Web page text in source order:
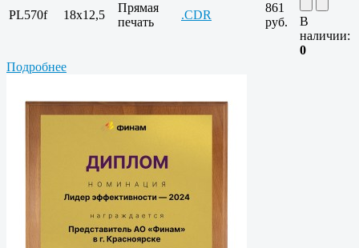
PL570f 18x12,5
Прямая
печать
.CDR
861
руб.
В
наличии:
0
Подробнее